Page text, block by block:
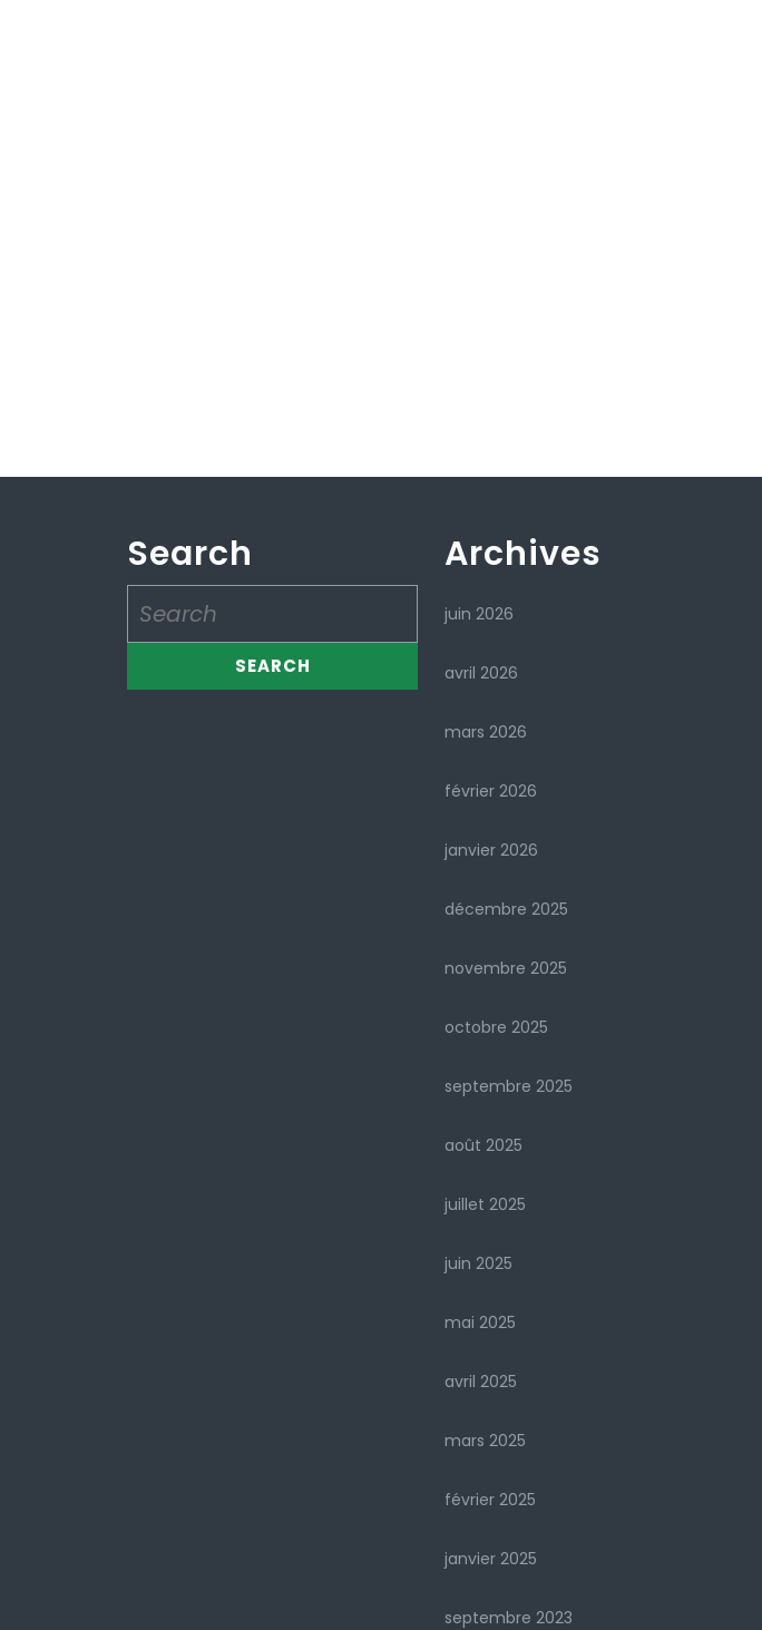
Search
for:
Archives
juin 2026
avril 2026
mars 2026
février 2026
janvier 2026
décembre 2025
novembre 2025
octobre 2025
septembre 2025
août 2025
juillet 2025
juin 2025
mai 2025
avril 2025
mars 2025
février 2025
janvier 2025
septembre 2023